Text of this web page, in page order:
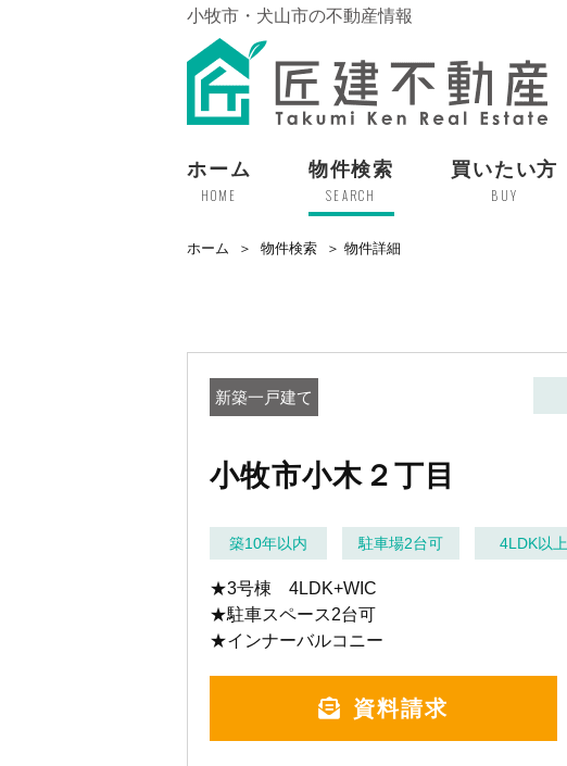
小牧市・犬山市の不動産情報
ホーム
HOME
物件検索
SEARCH
買いたい方
BUY
ホーム 物件検索 物件詳細
新築一戸建て
小牧市小木２丁目
築10年以内 駐車場2台可 4LDK以上
★3号棟 4LDK+WIC
★駐車スペース2台可
★インナーバルコニー
資料請求